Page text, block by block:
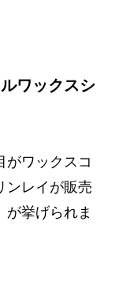
ワックスシ
がワックスコ
ンレイが販売
が挙げられま